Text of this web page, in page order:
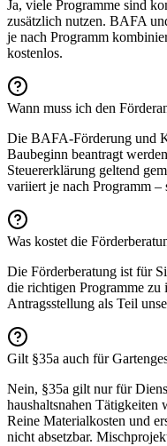
Ja, viele Programme sind
zusätzlich nutzen. BAFA
je nach Programm
kostenlos.
Wann muss ich den
Die BAFA-Förderung und
Baubeginn beantragt
Steuererklärung geltend
variiert je nach Programm –
Was kostet die
Die Förderberatung ist für
die richtigen Programme
Antragsstellung als Teil
Gilt §35a auch für
Nein, §35a gilt nur für
haushaltsnahen Tätigkeiten
Reine Materialkosten und
nicht absetzbar.